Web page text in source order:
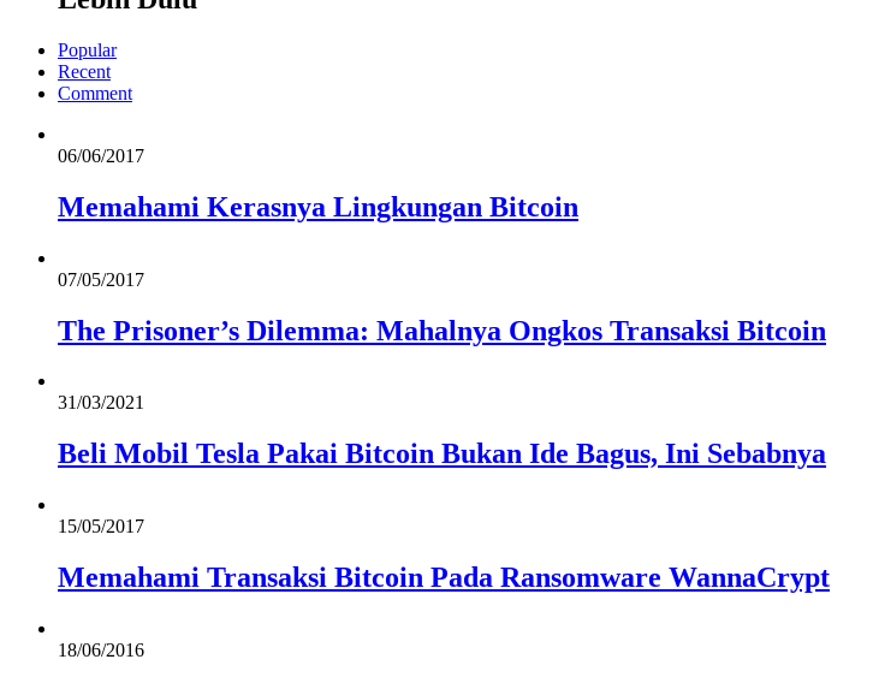
Popular
Recent
Comment
06/06/2017
Memahami Kerasnya Lingkungan Bitcoin
07/05/2017
The Prisoner’s Dilemma: Mahalnya Ongkos Transaksi Bitcoin
31/03/2021
Beli Mobil Tesla Pakai Bitcoin Bukan Ide Bagus, Ini Sebabnya
15/05/2017
Memahami Transaksi Bitcoin Pada Ransomware WannaCrypt
18/06/2016